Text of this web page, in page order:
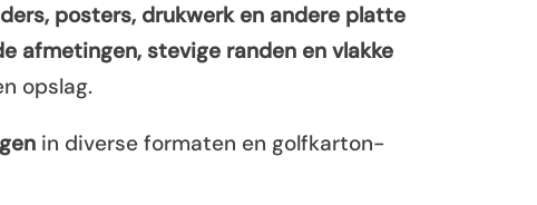
posters, drukwerk en andere platte
afmetingen, stevige randen en vlakke
opslag.
in diverse formaten en golfkarton-